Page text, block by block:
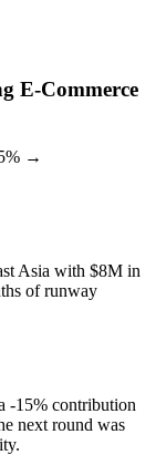
E-Commerce
→
Asia with $8M in
of runway
-15% contribution
next round was